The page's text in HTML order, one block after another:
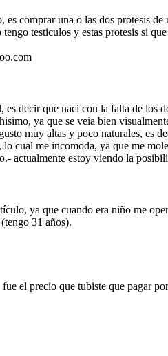
comprar una o las dos protesis
testiculos y estas protesis si
decir que naci con la falta de los
ya que se veia bien
muy altas y poco naturales, es
cual me incomoda, ya que me
actualmente estoy viendo la
ya que cuando era niño me
31 años).
el precio que tubiste que pagar